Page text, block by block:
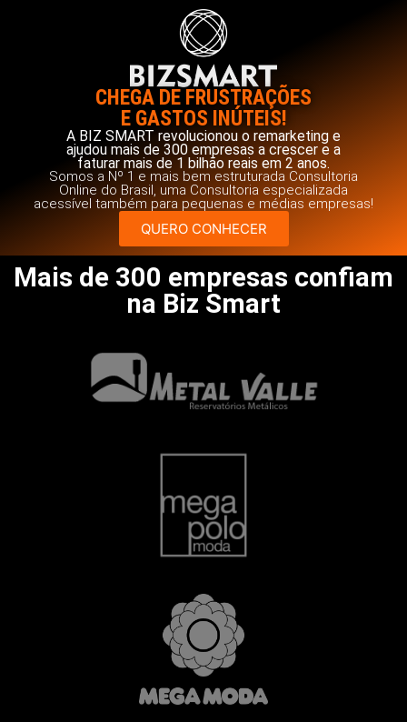
CHEGA DE FRUSTRAÇÕES
E GASTOS INÚTEIS!
A BIZ SMART revolucionou o remarketing e
ajudou mais de 300 empresas a crescer e a
faturar mais de 1 bilhão reais em 2 anos.
Somos a Nº 1 e mais bem estruturada Consultoria
Online do Brasil, uma Consultoria especializada
acessível também para pequenas e médias empresas!
QUERO CONHECER
Mais de 300 empresas confiam
na Biz Smart